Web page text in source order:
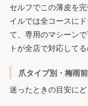
セルフでこの薄皮を
イルでは全コースに
て、専用のマシーン
トが全店で対応して
爪タイプ別・梅雨
迷ったときの目安にど